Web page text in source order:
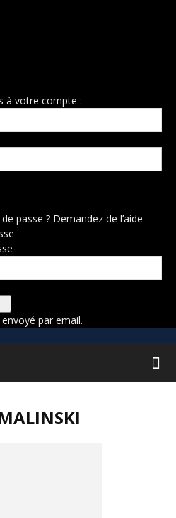
à votre compte :
passe ? Demandez de l’aide
par email.